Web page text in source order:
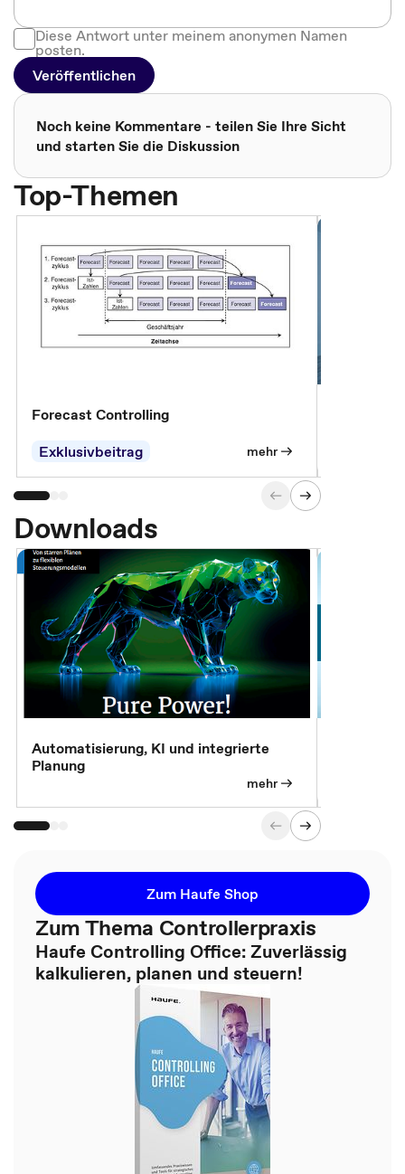
Diese Antwort unter meinem anonymen Namen
posten.
Veröffentlichen
Noch keine Kommentare - teilen Sie Ihre Sicht
und starten Sie die Diskussion
Top-Themen
Forecast Controlling
Exklusivbeitrag
mehr
Downloads
Automatisierung, KI und integrierte
Planung
mehr
Zum Haufe Shop
Zum Thema Controllerpraxis
Haufe Controlling Office: Zuverlässig
kalkulieren, planen und steuern!